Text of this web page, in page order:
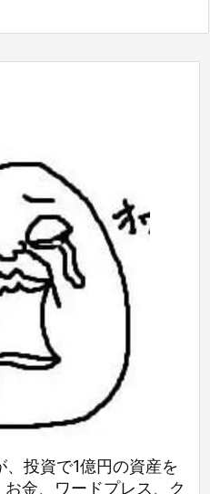
投資で1億円の資産を
金、ワードプレス、ク